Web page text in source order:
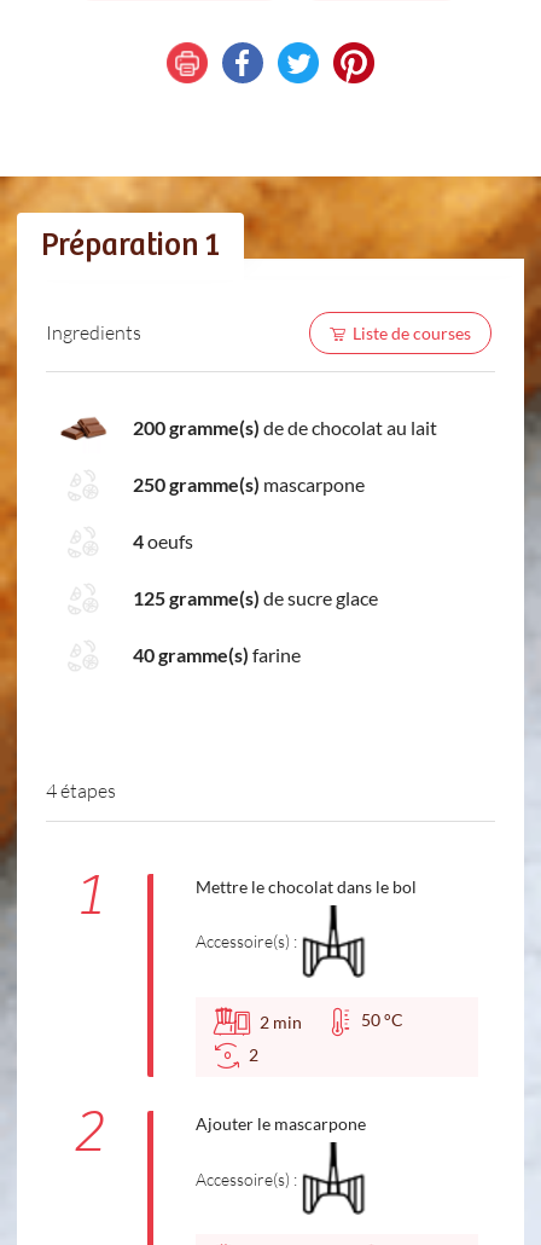
Préparation 1
Ingredients Liste de courses
200 gramme(s) de de chocolat au lait
250 gramme(s) mascarpone
4oeufs
125 gramme(s) de sucre glace
40 gramme(s) farine
4 étapes
1 Mettre le chocolat dans le bol
Accessoire(s) :
2 min
50 °C
2
2 Ajouter le mascarpone
Accessoire(s) :